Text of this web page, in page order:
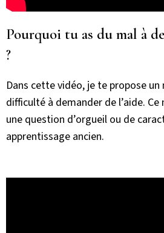
Pourquoi tu as du mal à
?
Dans cette vidéo, je te propose
difficulté à demander de l’aide. Ce
une question d’orgueil ou de
apprentissage ancien.